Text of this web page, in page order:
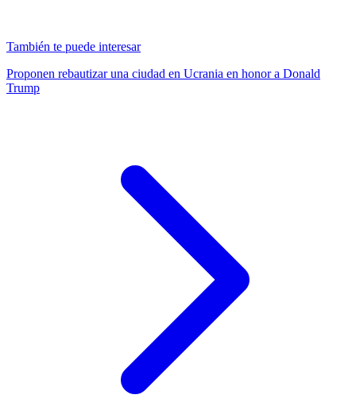
También te puede interesar
Proponen rebautizar una ciudad en Ucrania en honor a Donald
Trump